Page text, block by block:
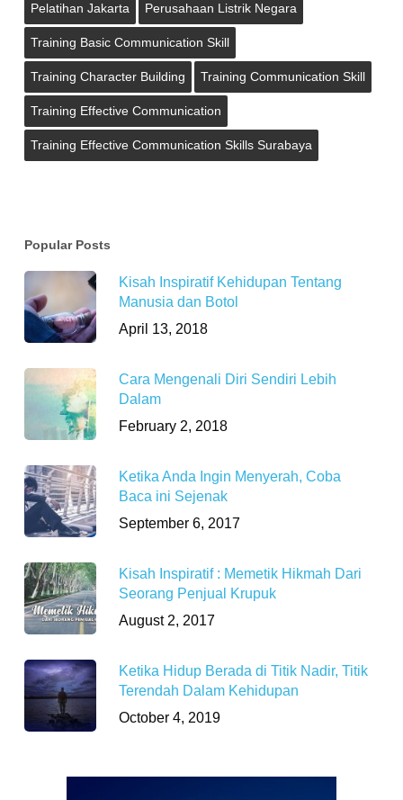
Pelatihan Jakarta Perusahaan Listrik Negara
Training Basic Communication Skill
Training Character Building Training Communication Skill
Training Effective Communication
Training Effective Communication Skills Surabaya
Popular Posts
Kisah Inspiratif Kehidupan Tentang
Manusia dan Botol
April 13, 2018
Cara Mengenali Diri Sendiri Lebih
Dalam
February 2, 2018
Ketika Anda Ingin Menyerah, Coba
Baca ini Sejenak
September 6, 2017
Kisah Inspiratif : Memetik Hikmah Dari
Seorang Penjual Krupuk
August 2, 2017
Ketika Hidup Berada di Titik Nadir, Titik
Terendah Dalam Kehidupan
October 4, 2019